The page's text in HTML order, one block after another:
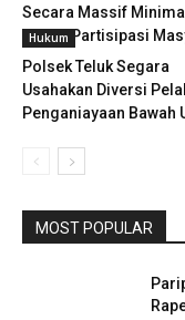
Secara Massif
Angka Partisipasi
Hukum
Polsek Teluk Segara
Usahakan Diversi
Penganiayaan Bawah
MOST POPULAR